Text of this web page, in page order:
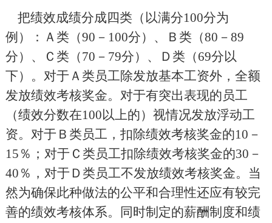
把绩效成绩分成四类（以满分100分为
例）：Ａ类（90 － 100分）、Ｂ类（80 － 89
分）、Ｃ类（70 － 79分）、Ｄ类（69分以
下）。对于Ａ类员工除发放基本工资外，全额
发放绩效考核奖金。对于有突出表现的员工
（绩效分数在100以上的）视情况发放浮动工
资。对于Ｂ类员工，扣除绩效考核奖金的10 －
15 ％；对于Ｃ类员工扣除绩效考核奖金的30 －
40 ％，对于Ｄ类员工不发放绩效考核奖金。当
然为确保此种做法的公平和合理性还应有较完
善的绩效考核体系。同时制定的薪酬制度和绩